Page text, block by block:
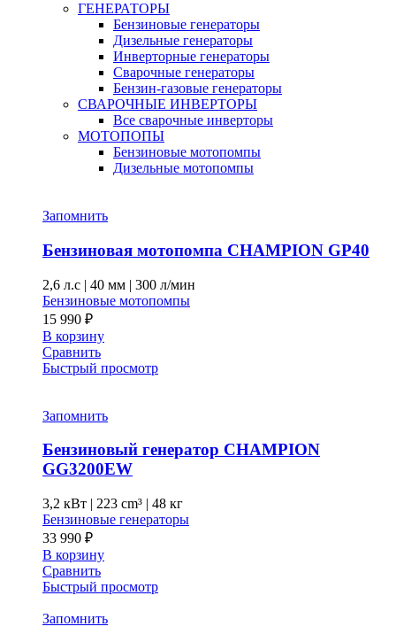
ГЕНЕРАТОРЫ
Бензиновые генераторы
Дизельные генераторы
Инверторные генераторы
Сварочные генераторы
Бензин-газовые генераторы
СВАРОЧНЫЕ ИНВЕРТОРЫ
Все сварочные инверторы
МОТОПОПЫ
Бензиновые мотопомпы
Дизельные мотопомпы
Запомнить
Бензиновая мотопомпа CHAMPION GP40
2,6 л.с | 40 мм | 300 л/мин
Бензиновые мотопомпы
15 990 ₽
В корзину
Сравнить
Быстрый просмотр
Запомнить
Бензиновый генератор CHAMPION
GG3200EW
3,2 кВт | 223 cm³ | 48 кг
Бензиновые генераторы
33 990 ₽
В корзину
Сравнить
Быстрый просмотр
Запомнить